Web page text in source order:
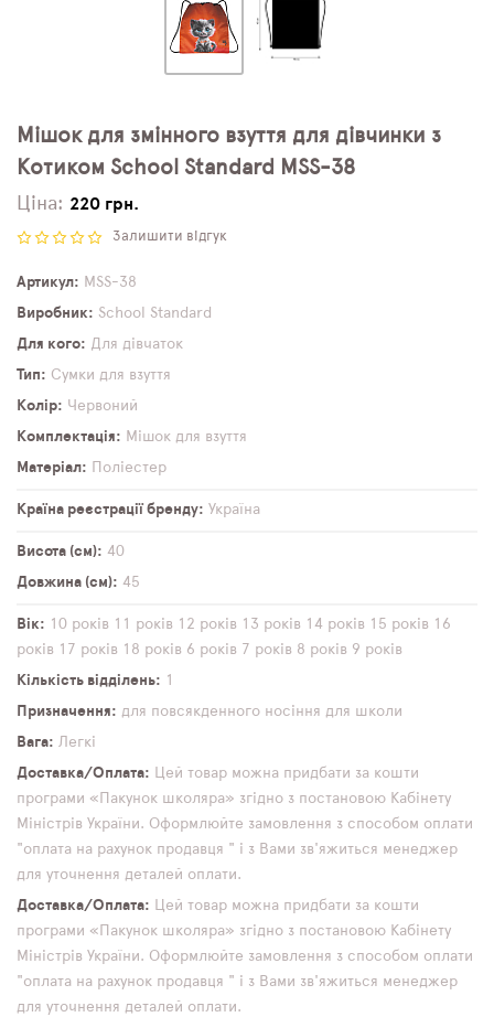
Мішок для змінного взуття для дівчинки з
Котиком School Standard MSS-38
Ціна: 220 грн.
Залишити відгук
Артикул
MSS-38
Виробник
School Standard
Для кого
Для дівчаток
Тип
Сумки для взуття
Колір
Червоний
Комплектація
Мішок для взуття
Матеріал
Поліестер
Країна реєстрації бренду Україна
Висота (см)
40
Довжина (см)
45
Вік 10 років 11 років 12 років 13 років 14 років 15 років 16
років 17 років 18 років 6 років 7 років 8 років 9 років
Кількість відділень
1
Призначення
для повсякденного носіння для школи
Вага
Легкі
Доставка/Оплата
Цей товар можна придбати за кошти
програми «Пакунок школяра» згідно з постановою Кабінету
Міністрів України. Оформлюйте замовлення з способом оплати
"оплата на рахунок продавця " і з Вами зв'яжиться менеджер
для уточнення деталей оплати.
Доставка/Оплата
Цей товар можна придбати за кошти
програми «Пакунок школяра» згідно з постановою Кабінету
Міністрів України. Оформлюйте замовлення з способом оплати
"оплата на рахунок продавця " і з Вами зв'яжиться менеджер
для уточнення деталей оплати.